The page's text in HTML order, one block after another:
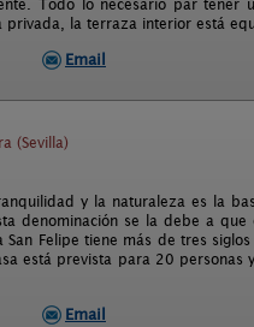
Todo lo necesario par tener
la terraza interior está
Email
(Sevilla)
y la naturaleza es la
denominación se la debe a
Felipe tiene más de tres
está prevista para 20 personas
Email